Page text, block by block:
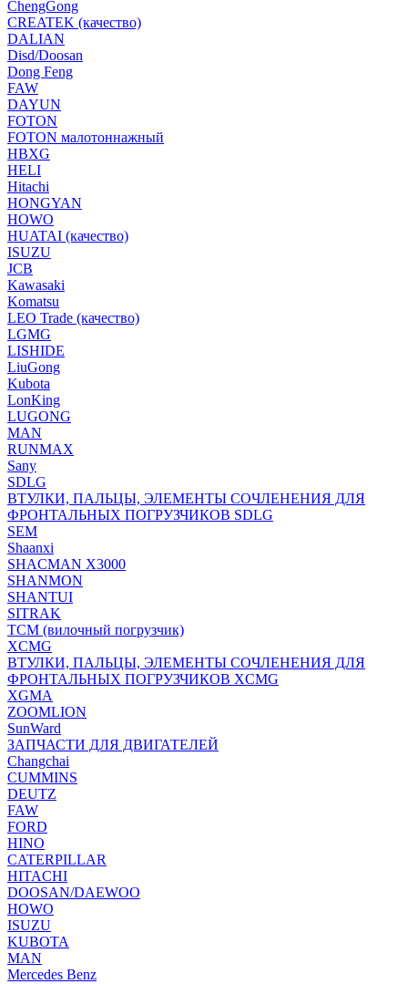
ChengGong
CREATEK (качество)
DALIAN
Disd/Doosan
Dong Feng
FAW
DAYUN
FOTON
FOTON малотоннажный
HBXG
HELI
Hitachi
HONGYAN
HOWO
HUATAI (качество)
ISUZU
JCB
Kawasaki
Komatsu
LEO Trade (качество)
LGMG
LISHIDE
LiuGong
Kubota
LonKing
LUGONG
MAN
RUNMAX
Sany
SDLG
ВТУЛКИ, ПАЛЬЦЫ, ЭЛЕМЕНТЫ СОЧЛЕНЕНИЯ ДЛЯ
ФРОНТАЛЬНЫХ ПОГРУЗЧИКОВ SDLG
SEM
Shaanxi
SHACMAN X3000
SHANMON
SHANTUI
SITRAK
TCM (вилочный погрузчик)
XCMG
ВТУЛКИ, ПАЛЬЦЫ, ЭЛЕМЕНТЫ СОЧЛЕНЕНИЯ ДЛЯ
ФРОНТАЛЬНЫХ ПОГРУЗЧИКОВ XCMG
XGMA
ZOOMLION
SunWard
ЗАПЧАСТИ ДЛЯ ДВИГАТЕЛЕЙ
Changchai
CUMMINS
DEUTZ
FAW
FORD
HINO
CATERPILLAR
HITACHI
DOOSAN/DAEWOO
HOWO
ISUZU
KUBOTA
MAN
Mercedes Benz